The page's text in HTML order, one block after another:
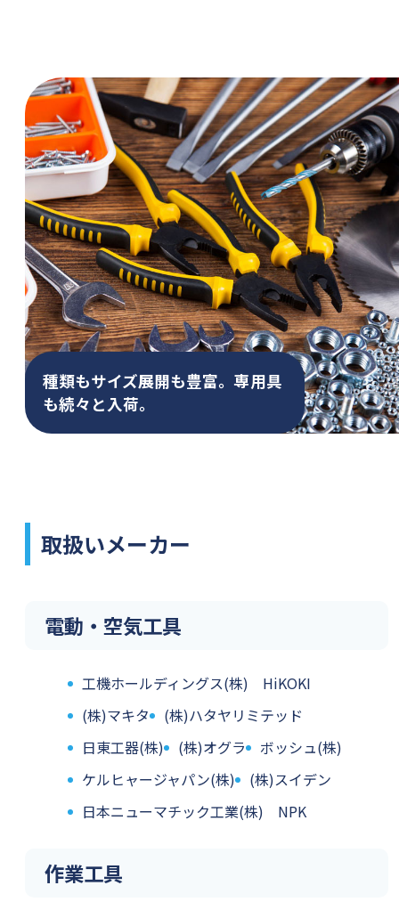
種類もサイズ展開も豊富。専用具
も続々と入荷。
取扱いメーカー
電動・空気工具
工機ホールディングス(株) HiKOKI
(株)マキタ
(株)ハタヤリミテッド
日東工器(株)
(株)オグラ
ボッシュ(株)
ケルヒャージャパン(株)
(株)スイデン
日本ニューマチック工業(株) NPK
作業工具